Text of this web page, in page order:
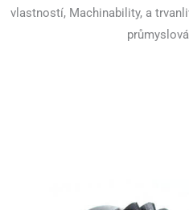
vlastností, Machinability, a